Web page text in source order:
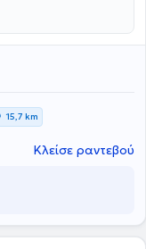
15,7 km
Κλείσε ραντεβού